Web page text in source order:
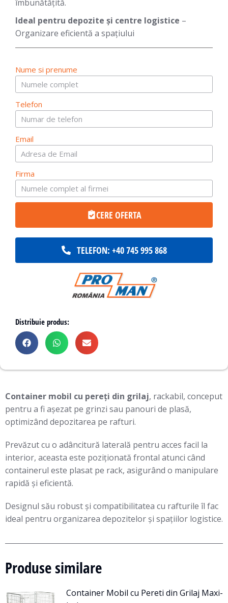
îmbunătățită.
Ideal pentru depozite și centre logistice –
Organizare eficientă a spațiului
Nume si prenume
Telefon
Email
Firma
CERE OFERTA
TELEFON: +40 745 995 868
Distribuie produs:
Container mobil cu pereți din grilaj, rackabil, conceput
pentru a fi așezat pe grinzi sau panouri de plasă,
optimizând depozitarea pe rafturi.
Prevăzut cu o adâncitură laterală pentru acces facil la
interior, aceasta este poziționată frontal atunci când
containerul este plasat pe rack, asigurând o manipulare
rapidă și eficientă.
Designul său robust și compatibilitatea cu rafturile îl fac
ideal pentru organizarea depozitelor și spațiilor logistice.
Produse similare
Container Mobil cu Pereti din Grilaj Maxi-